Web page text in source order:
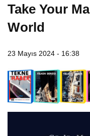
Take Your
World
23 Mayıs 2024 - 16:38